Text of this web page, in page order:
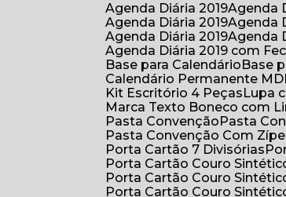
Agenda Diária 2019
Agenda
Agenda Diária 2019
Agenda
Agenda Diária 2019
Agenda
Agenda Diária 2019 com
Base para Calendário
Base
Calendário Permanente
Kit Escritório 4 Peças
Lupa
Marca Texto Boneco com
Pasta Convenção
Pasta
Pasta Convenção Com
Porta Cartão 7 Divisórias
Porta Cartão Couro
Porta Cartão Couro
Porta Cartão Couro